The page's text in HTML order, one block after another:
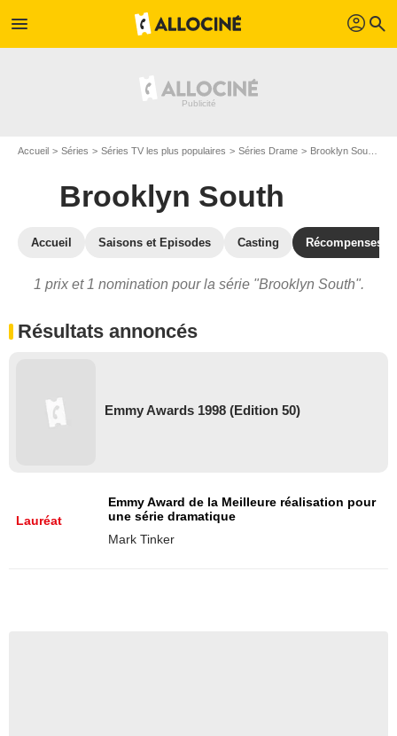
menu profil search
Accueil Séries Séries TV les plus populaires Séries Drame Brooklyn South
Brooklyn South
Accueil Saisons et Episodes Casting Récompenses
1 prix et 1 nomination pour la série "Brooklyn South".
Résultats annoncés
Emmy Awards 1998 (Edition 50)
Lauréat
Emmy Award de la Meilleure réalisation pour
une série dramatique
Mark Tinker